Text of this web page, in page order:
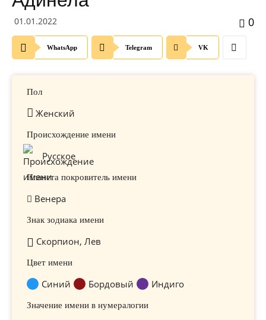
01.01.2022 0
WhatsApp Telegram VK
Пол
Женский
Происхождение имени
Русское
Планета покровитель имени
Венера
Знак зодиака имени
Скорпион, Лев
Цвет имени
Синий Бордовый Индиго
Значение имени в нумералогии